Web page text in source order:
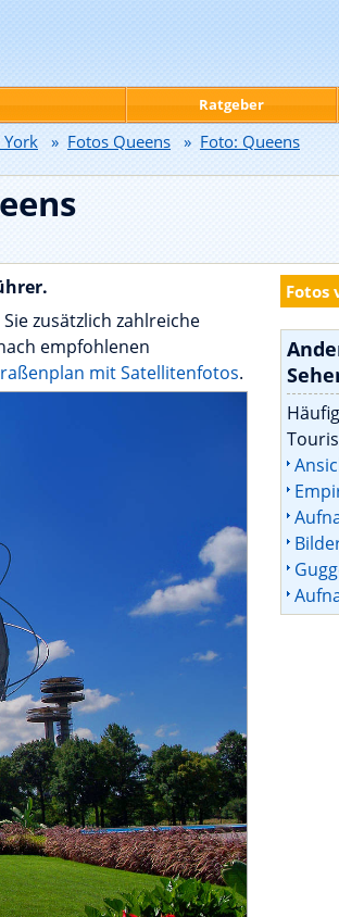
zusätzlich zahlreiche
empfohlenen
mit Satellitenfotos.
Fotos
Ratgeber
York » Fotos Queens » Foto: Queens